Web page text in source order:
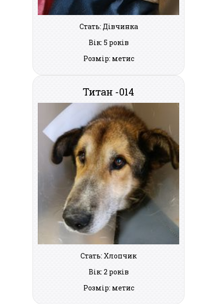
Стать: Дівчинка
Вік: 5 років
Розмір: метис
Титан -014
Стать: Хлопчик
Вік: 2 років
Розмір: метис